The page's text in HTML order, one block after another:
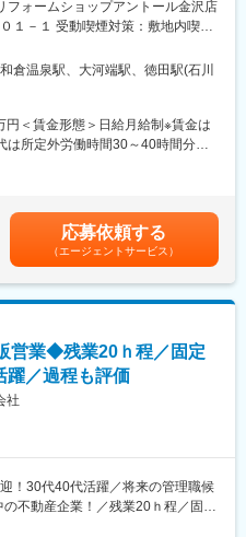
俯瞰できる
幅広く活かせる
着型の働き方
間
迫が起きにくい
意識した就業環境
ら、「無理のない働き方を重視す
織的に業務を分担
重し、長期的な育成を重視。中途
が多数活躍しています。
ールにて、戸建住宅や店舗などの
施工の品質・安全・工程・コスト
調整など、現場運営全般を担って
当と連携し、理想の住まいづくり
ストの管理
必要書類の作成
、トラブル防止や円滑な現場運営
舗リフォーム、増改築、内外装工
対応します。
ＩＬリフォームショップアントー
フォームショップアントール金沢店
１－１ 受動喫煙対策：敷地内喫煙
ＬＩＸＩＬリフォームショップアン
市小島町九部３番地１ 受動喫煙対
更の範囲：会社の定める事業所
倉温泉駅、大河端駅、徳田駅(石川
円＜賃金形態＞日給月給制※賃金は
は所定外労働時間30～40時間分を
業代となります。固定残業代は時
３０～４０時間分を支給（時間数
などを考慮し、個人ごとに決
す。賃金はあくまでも目安の金額
可能性があります。月給(月額)は固
応募依頼する
（エージェントサービス）
営業◆残業20ｈ程／固定
躍／過程も評価
社
！30代40代活躍／将来の管理職候
不動産企業！／残業20ｈ程／固定